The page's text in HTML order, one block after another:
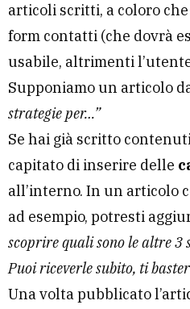
articoli scritti, a coloro
form contatti (che dovrà
usabile, altrimenti
Supponiamo un articolo
strategie per…”
Se hai già scritto
capitato di inserire delle
all’interno. In un articolo
ad esempio, potresti
scoprire quali sono le altre 3
Puoi riceverle subito, ti
Una volta pubblicato